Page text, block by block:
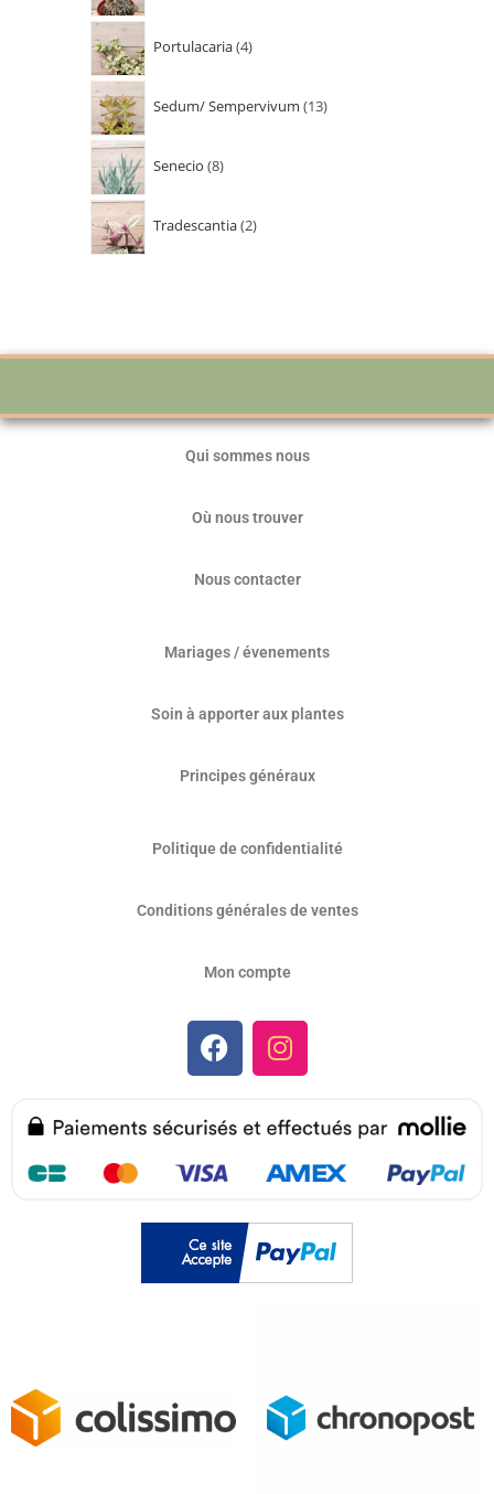
Portulacaria 4
Sedum/ Sempervivum 13
Senecio 8
Tradescantia 2
Qui sommes nous
Où nous trouver
Nous contacter
Mariages / évenements
Soin à apporter aux plantes
Principes généraux
Politique de confidentialité
Conditions générales de ventes
Mon compte